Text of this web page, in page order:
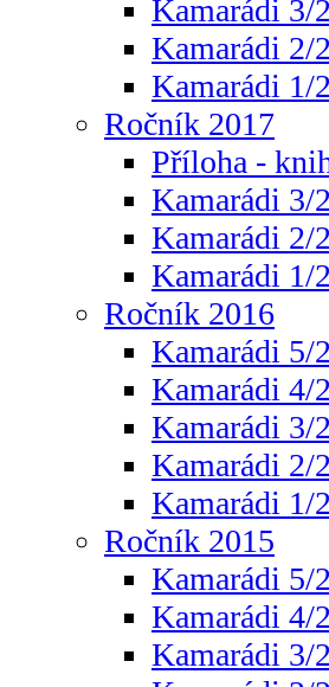
Kamarádi 3/
Kamarádi 2/
Kamarádi 1/
Ročník 2017
Příloha -
Kamarádi 3/
Kamarádi 2/
Kamarádi 1/
Ročník 2016
Kamarádi 5/
Kamarádi 4/
Kamarádi 3/
Kamarádi 2/
Kamarádi 1/
Ročník 2015
Kamarádi 5/
Kamarádi 4/
Kamarádi 3/